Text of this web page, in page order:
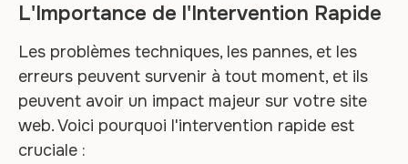
L'Importance de l'Intervention Rapide
Les problèmes techniques, les pannes, et les
erreurs peuvent survenir à tout moment, et ils
peuvent avoir un impact majeur sur votre site
web. Voici pourquoi l'intervention rapide est
cruciale :